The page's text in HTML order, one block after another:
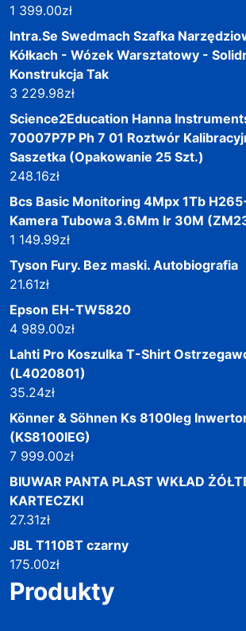
1 399.00zł
Intra.Se Swedmach Szafka
Kółkach - Wózek Warsztatowy -
Konstrukcja Tak
3 229.98zł
Science2Education Hanna
70007P7P Ph 7 01 Roztwór
Saszetka (Opakowanie 25 Szt.)
248.16zł
Bcs Basic Monitoring 4Mpx 1Tb
Kamera Tubowa 3.6Mm Ir 30M
1 149.99zł
Tyson Fury. Bez maski. Autobiografia
21.61zł
Epson EH-TW5820
4 989.00zł
Lahti Pro Koszulka T-Shirt
(L4020801)
35.24zł
Könner & Söhnen Ks 8100Ieg
(KS8100IEG)
7 999.00zł
BIUWAR PANTA PLAST WKŁAD
KARTECZKI
27.31zł
JBL T110BT czarny
175.00zł
Produkty